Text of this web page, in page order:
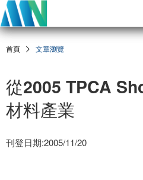
首頁 文章瀏覽
從2005 TPCA
材料產業
刊登日期:2005/11/20